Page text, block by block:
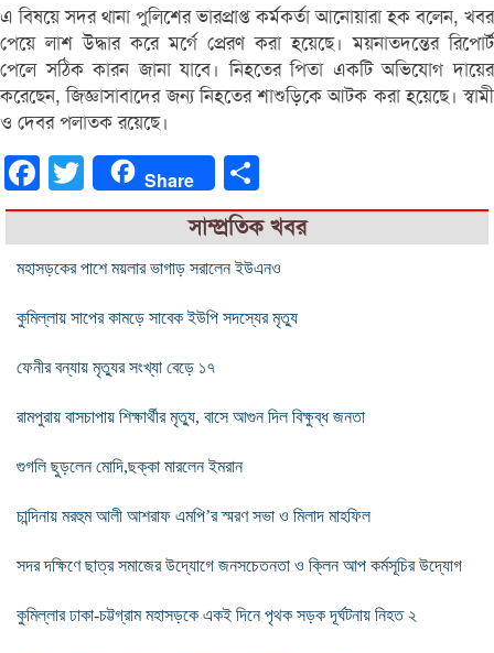
এ বিষয়ে সদর থানা পুলিশের ভারপ্রাপ্ত কর্মকর্তা আনোয়ারা হক বলেন, খবর
পেয়ে লাশ উদ্ধার করে মর্গে প্রেরণ করা হয়েছে। ময়নাতদন্তের রিপোর্ট
পেলে সঠিক কারন জানা যাবে। নিহতের পিতা একটি অভিযোগ দায়ের
করেছেন, জিজ্ঞাসাবাদের জন্য নিহতের শাশুড়িকে আটক করা হয়েছে। স্বামী
ও দেবর পলাতক রয়েছে।
FacebookTwitter Share
সাম্প্রতিক খবর
মহাসড়কের পাশে ময়লার ভাগাড় সরালেন ইউএনও
কুমিল্লায় সাপের কামড়ে সাবেক ইউপি সদস্যের মৃত্যু
ফেনীর বন্যায় মৃত্যুর সংখ্যা বেড়ে ১৭
রামপুরায় বাসচাপায় শিক্ষার্থীর মৃত্যু, বাসে আগুন দিল বিক্ষুব্ধ জনতা
গুগলি ছুড়লেন মোদি,ছক্কা মারলেন ইমরান
চান্দিনায় মরহুম আলী আশরাফ এমপি’র স্মরণ সভা ও মিলাদ মাহফিল
সদর দক্ষিণে ছাত্র সমাজের উদ্যোগে জনসচেতনতা ও ক্লিন আপ কর্মসূচির উদ্যোগ
কুমিল্লার ঢাকা-চট্টগ্রাম মহাসড়কে একই দিনে পৃথক সড়ক দূর্ঘটনায় নিহত ২